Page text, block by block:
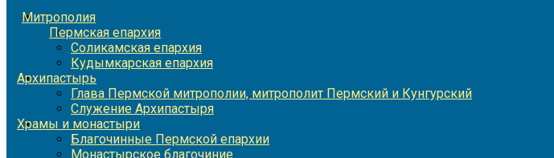
Митрополия
Пермская епархия
Соликамская епархия
Кудымкарская епархия
Архипастырь
Глава Пермской митрополии, митрополит Пермский и Кунгурский
Служение Архипастыря
Храмы и монастыри
Благочинные Пермской епархии
Монастырское благочиние